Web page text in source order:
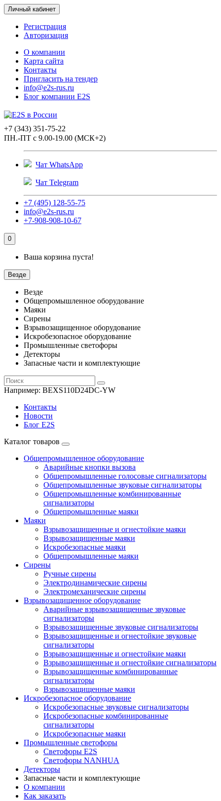
Личный кабинет
Регистрация
Авторизация
О компании
Карта сайта
Контакты
Пригласить на тендер
info@e2s-rus.ru
Блог компании E2S
+7 (343) 351-75-22
ПН.-ПТ с 9.00-19.00 (МСК+2)
Чат WhatsApp
Чат Telegram
+7 (495) 128-55-75
info@e2s-rus.ru
+7-908-908-10-67
0
Ваша корзина пуста!
Везде
Везде
Общепромышленное оборудование
Маяки
Сирены
Взрывозащищенное оборудование
Искробезопасное оборудование
Промышленные светофоры
Детекторы
Запасные части и комплектующие
Например: BEXS110D24DC-YW
Контакты
Новости
Блог E2S
Каталог товаров
Общепромышленное оборудование
Аварийные кнопки вызова
Общепромышленные голосовые сигнализаторы
Общепромышленные звуковые сигнализаторы
Общепромышленные комбинированные
сигнализаторы
Общепромышленные маяки
Маяки
Взрывозащищенные и огнестойкие маяки
Взрывозащищенные маяки
Искробезопасные маяки
Общепромышленные маяки
Сирены
Ручные сирены
Электродинамические сирены
Электромеханические сирены
Взрывозащищенное оборудование
Аварийные взрывозащищенные звуковые
сигнализаторы
Взрывозащищенные звуковые сигнализаторы
Взрывозащищенные и огнестойкие звуковые
сигнализаторы
Взрывозащищенные и огнестойкие маяки
Взрывозащищенные и огнестойкие сигнализаторы
Взрывозащищенные комбинированные
сигнализаторы
Взрывозащищенные маяки
Искробезопасное оборудование
Искробезопасные звуковые сигнализаторы
Искробезопасные комбинированные
сигнализаторы
Искробезопасные маяки
Промышленные светофоры
Светофоры E2S
Светофоры NANHUA
Детекторы
Запасные части и комплектующие
О компании
Как заказать